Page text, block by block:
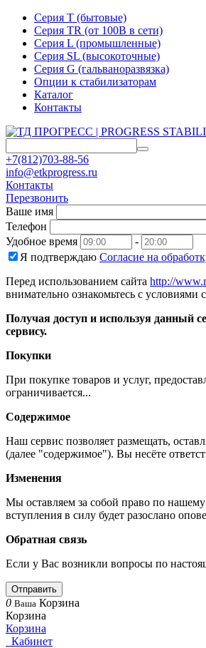
Серия T (бытовые)
Серия TR (от 100В в сети)
Серия L (промышленные)
Серия SL (высокоточные)
Серия G (гальваноразвязка)
Опции к стабилизаторам
Каталог
Контакты
+7(812)703-88-56
info@etkprogress.ru
Контакты
Перезвонить
Ваше имя
Телефон
Удобное время
-
Я подтверждаю Согласие на
Перед использованием сайта http://
внимательно ознакомьтесь с условиями
Получая доступ и используя данный
сервису.
Покупки
При покупке товаров и услуг,
ограничивается...
Содержимое
Наш сервис позволяет размещать,
(далее "содержимое"). Вы несёте
Изменения
Мы оставляем за собой право по
вступления в силу будет разослано
Обратная связь
Если у Вас возникли вопросы по
Отправить
0 Ваша Корзина
Корзина
Корзина
Кабинет